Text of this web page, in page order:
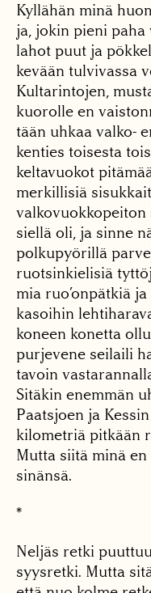
Kyllähän minä
ja, jokin pieni
lahot puut ja
kevään tulvivassa
Kultarintojen,
kuorolle en
tään uhkaa valko-
ken­ties toisesta
keltavuokot
merkillisiä
valkovuokkopeiton
siellä oli, ja sinne
polkupyörillä
ruotsinkielisiä
mia ruo’onpätkiä
kasoihin
koneen konetta
purjevene seilaili
tavoin
Sitäkin enemmän
Paatsjoen ja
kilometriä pitkään
Mutta siitä minä
sinän­sä.
*
Neljäs retki
syysretki. Mutta